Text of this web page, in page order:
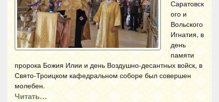
Саратовск
ого и
Вольского
Игнатия, в
день
памяти
пророка Божия Илии и день Воздушно-десантных войск, в
Свято-Троицком кафедральном соборе был совершен
молебен.
Читать…